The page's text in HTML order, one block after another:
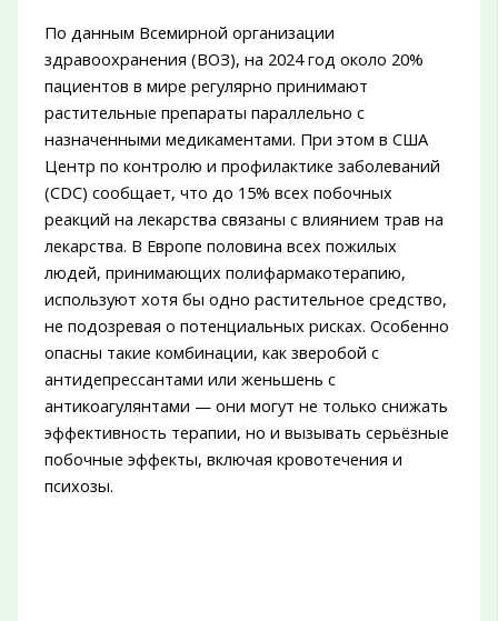
По данным Всемирной организации
здравоохранения (ВОЗ), на 2024 год около 20%
пациентов в мире регулярно принимают
растительные препараты параллельно с
назначенными медикаментами. При этом в США
Центр по контролю и профилактике заболеваний
(CDC) сообщает, что до 15% всех побочных
реакций на лекарства связаны с влиянием трав на
лекарства. В Европе половина всех пожилых
людей, принимающих полифармакотерапию,
используют хотя бы одно растительное средство,
не подозревая о потенциальных рисках. Особенно
опасны такие комбинации, как зверобой с
антидепрессантами или женьшень с
антикоагулянтами — они могут не только снижать
эффективность терапии, но и вызывать серьёзные
побочные эффекты, включая кровотечения и
психозы.